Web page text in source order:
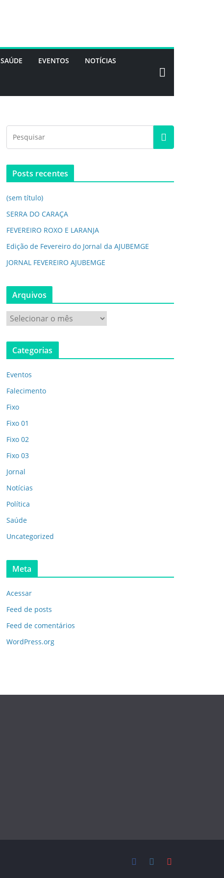
SAÚDE EVENTOS NOTÍCIAS
Posts recentes
(sem título)
SERRA DO CARAÇA
FEVEREIRO ROXO E LARANJA
Edição de Fevereiro do Jornal da AJUBEMGE
JORNAL FEVEREIRO AJUBEMGE
Arquivos
r
q
v
o
s
Categorias
Eventos
Falecimento
Fixo
Fixo 01
Fixo 02
Fixo 03
Jornal
Notícias
Política
Saúde
Uncategorized
Meta
Acessar
Feed de posts
Feed de comentários
WordPress.org